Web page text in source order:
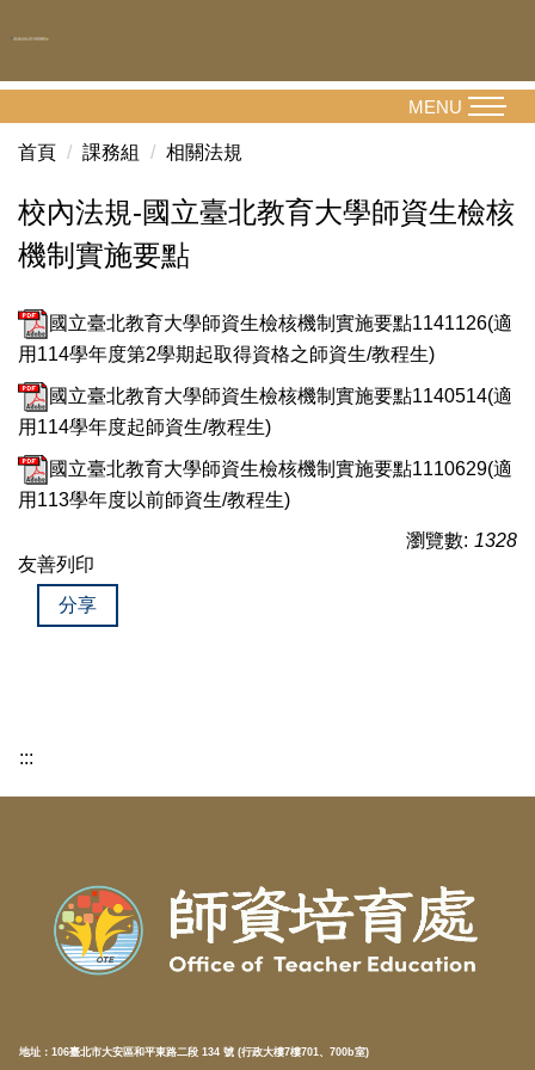
到
容
MENU
首頁 課務組 相關法規
校內法規-國立臺北教育大學師資生檢核
機制實施要點
國立臺北教育大學師資生檢核機制實施要點1141126(適
用114學年度第2學期起取得資格之師資生/教程生)
國立臺北教育大學師資生檢核機制實施要點1140514(適
用114學年度起師資生/教程生)
國立臺北教育大學師資生檢核機制實施要點1110629(適
用113學年度以前師資生/教程生)
瀏覽數: 1328
友善列印
分享
:::
地址： 106臺北市大安區和平東路二段 134 號 (行政大樓7樓701、700b室)